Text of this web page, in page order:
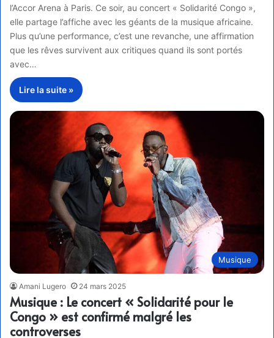
l’Accor Arena à Paris. Ce soir, au concert « Solidarité Congo »,
elle partage l’affiche avec les géants de la musique africaine.
Plus qu’une performance, c’est une revanche, une affirmation
que les rêves survivent aux critiques quand ils sont portés
avec…
Lire la suite »
Musique
Amani Lugero 24 mars 2025
Musique : Le concert « Solidarité pour le
Congo » est confirmé malgré les
controverses